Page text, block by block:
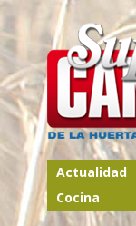
Actualidad
Cocina